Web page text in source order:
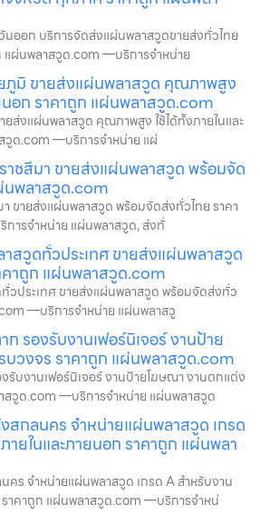
ออก บริการจัดส่งแผ่นพลาสวูดขายส่งทั่วไทย
ผ่นพลาสวูด.com —บริการจำหน่าย
ภูมิ ขายส่งแผ่นพลาสวูด คุณภาพสูง
นอก ราคาถูก แผ่นพลาสวูด.com
ส่งแผ่นพลาสวูด คุณภาพสูง ใช้ได้ทั้งภายในและ
วูด.com —บริการจำหน่าย แผ่
าชสีมา ขายส่งแผ่นพลาสวูด พร้อมจัด
นพลาสวูด.com
ขายส่งแผ่นพลาสวูด พร้อมจัดส่งทั่วไทย ราคา
ารจำหน่าย แผ่นพลาสวูด, ส่งทั่
สวูดทั่วประเทศ ขายส่งแผ่นพลาสวูด
าถูก แผ่นพลาสวูด.com
วประเทศ ขายส่งแผ่นพลาสวูด พร้อมจัดส่งทั่ว
—บริการจำหน่าย แผ่นพลาสวู
รองรับงานเฟอร์นิเจอร์ งานป้าย
วงจร ราคาถูก แผ่นพลาสวูด.com
รับงานเฟอร์นิเจอร์ งานป้ายโฆษณา งานตกแต่ง
สวูด.com —บริการจำหน่าย แผ่นพลาสวูด
สกลนคร จำหน่ายแผ่นพลาสวูด เกรด
ยในและภายนอก ราคาถูก แผ่นพลา
ร จำหน่ายแผ่นพลาสวูด เกรด A สำหรับงาน
าคาถูก แผ่นพลาสวูด.com —บริการจำหน่